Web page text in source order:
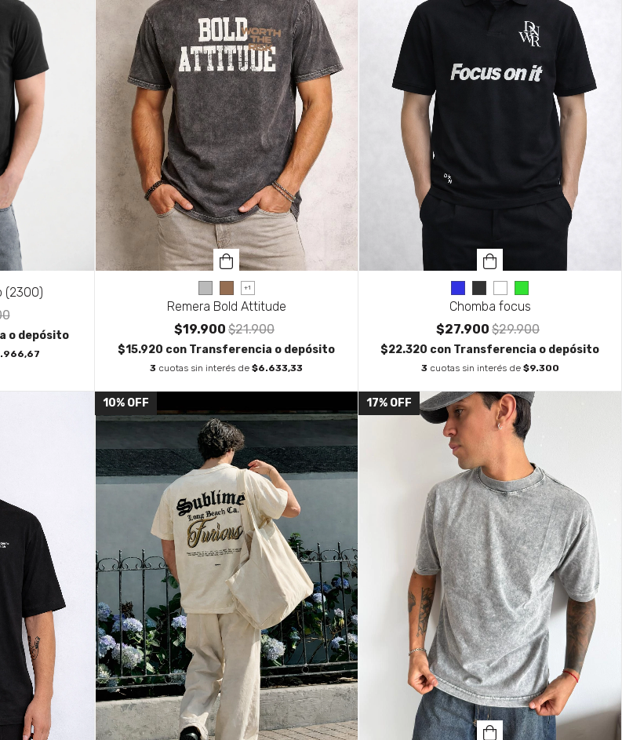
(2300)
o depósito
+1
Remera Bold Attitude
$19.900 $21.900
$15.920 con Transferencia o depósito
3 cuotas sin interés de $6.633,33
Chomba focus
$27.900 $29.900
$22.320 con Transferencia o depósito
3 cuotas sin interés de $9.300
10% OFF 17% OFF